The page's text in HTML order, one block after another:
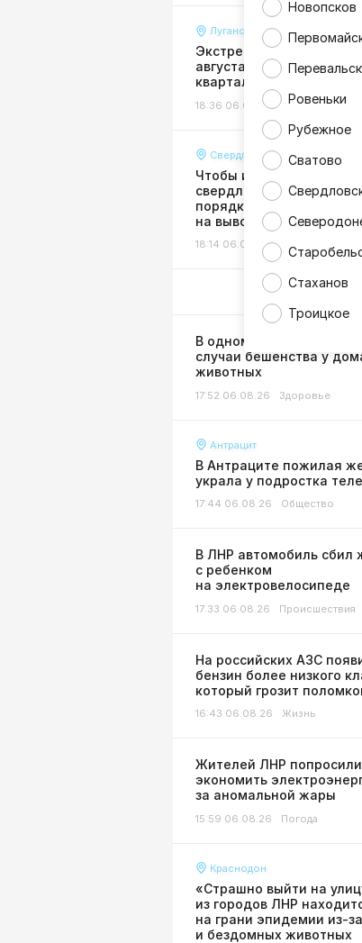
Новопсков
Перевальск
Ровеньки
Рубежное
Сватово
Стаханов
Троицкое
Луганск
Экстренное отключение
августа затронуло многие
кварталы и улицы
18:36 06.08.26 Жизнь
Свердловск
Чтобы избежать долгов:
свердловчан призвали в
порядке оформить
на вывоз мусора
18:14 06.08.26 Жизнь
В одном из районов ЛНР
случаи бешенства у
животных
17:52 06.08.26 Здоровье
Антрацит
В Антраците пожилая
украла у подростка
17:44 06.08.26 Общество
В ЛНР автомобиль сбил
с ребенком
на электровелосипеде
17:33 06.08.26 Происшествия
На российских АЗС
бензин более низкого
который грозит
16:43 06.08.26 Жизнь
Жителей ЛНР попросили
экономить
за аномальной жары
15:59 06.08.26 Погода
Краснодон
«Страшно выйти на
из городов ЛНР
на грани эпидемии из-
и бездомных животных